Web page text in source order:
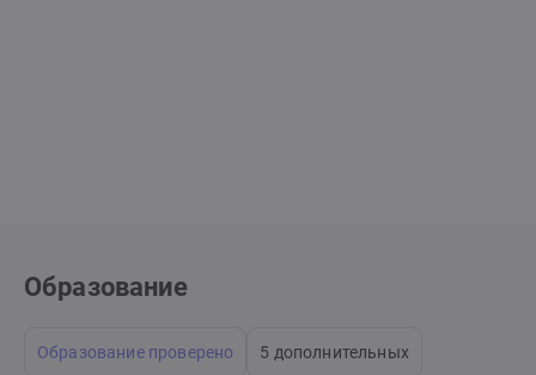
Образование
Образование проверено 5 дополнительных